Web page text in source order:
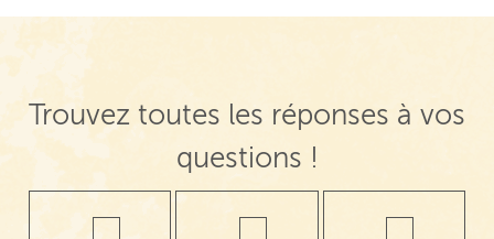
Trouvez toutes les réponses à vos
questions !